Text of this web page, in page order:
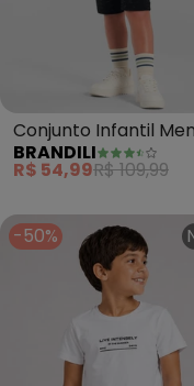
Conjunto Infantil
de Skate em Gel
(Branco)
BRANDILI
R$ 54,99R$ 109,99
-50%